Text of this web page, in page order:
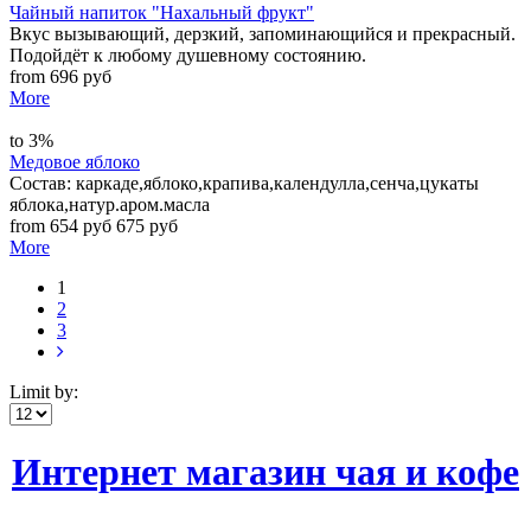
Чайный напиток "Нахальный фрукт"
Вкус вызывающий, дерзкий, запоминающийся и прекрасный.
Подойдёт к любому душевному состоянию.
from 696 руб
More
to 3%
Медовое яблоко
Состав: каркаде,яблоко,крапива,календулла,сенча,цукаты
яблока,натур.аром.масла
from 654 руб 675 руб
More
1
2
3
Limit by:
Интернет магазин чая и кофе